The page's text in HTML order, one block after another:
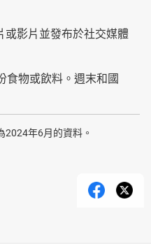
或影片並發布於社交媒體
食物或飲料。週末和國
年6月的資料。